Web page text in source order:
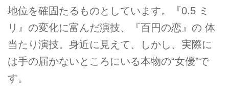
地位を確固たるものとしています。『0.5 ミ
リ』の変化に富んだ演技、『百円の恋』の 体
当たり演技。身近に見えて、しかし、実際に
は手の届かないところにいる本物の“女優”で
す。